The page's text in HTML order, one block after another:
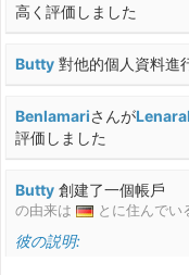
高く評価しました
Butty 對他的個人資料進
Benlamariさんが
評価しました
Butty 創建了一個帳戶
の由来は とに住んでい
彼の説明: